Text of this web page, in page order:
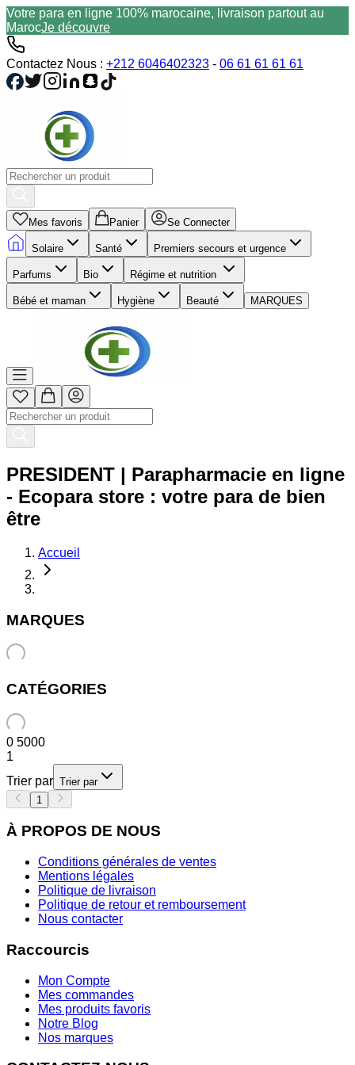
Votre para en ligne 100% marocaine, livraison partout au
MarocJe découvre
Contactez Nous : +212 6046402323 - 06 61 61 61 61
Mes favoris Panier Se Connecter
Solaire Santé Premiers secours et urgence
Parfums Bio Régime et nutrition
Bébé et maman Hygiène Beauté MARQUES
PRESIDENT | Parapharmacie en ligne
- Ecopara store : votre para de bien
être
Accueil
MARQUES
CATÉGORIES
0 5000
1
Trier par Trier par
1
À PROPOS DE NOUS
Conditions générales de ventes
Mentions légales
Politique de livraison
Politique de retour et remboursement
Nous contacter
Raccourcis
Mon Compte
Mes commandes
Mes produits favoris
Notre Blog
Nos marques